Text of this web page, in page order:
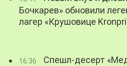
Бочкарев» обновили
лагер «Крушовице
16:36 Спешл-десерт